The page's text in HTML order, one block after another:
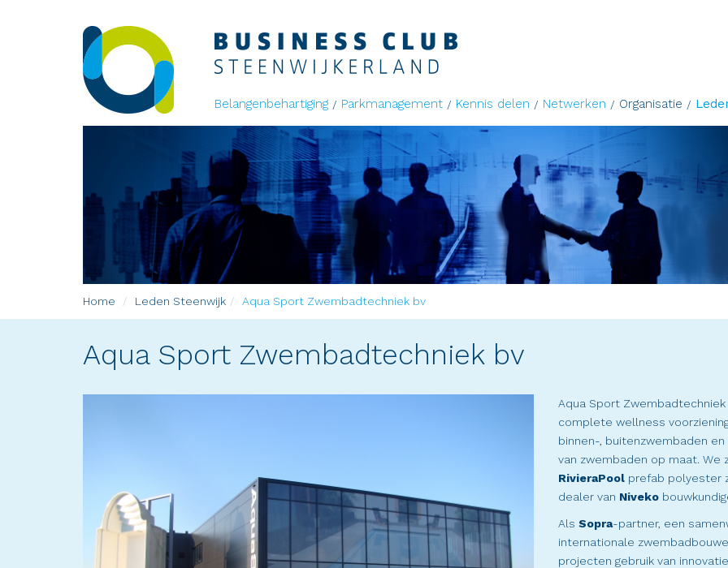
Belangenbehartiging Parkmanagement Kennis delen Netwerken Organisatie
Home Leden Steenwijk Aqua Sport Zwembadtechniek bv
Aqua Sport Zwembadtechniek bv
Aqua Sport
complete wellness
binnen-, buitenzwembaden
van zwembaden op maat. We
RivieraPool prefab polyester
dealer van Niveko
Als Sopra-partner, een
internationale
projecten gebruik van